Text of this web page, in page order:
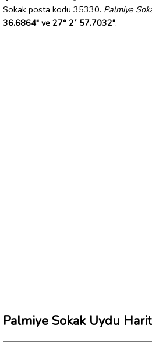
Sokak posta kodu 35330. Palmiye
36.6864" ve 27° 2´ 57.7032".
Palmiye Sokak Uydu